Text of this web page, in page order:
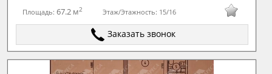
Площадь:67.2 м2 Этаж/Этажность: 15/16
Заказать звонок